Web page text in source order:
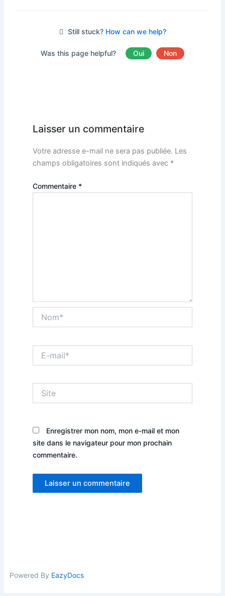
Still stuck? How can we help?
Was this page helpful? Oui Non
Laisser un commentaire
Votre adresse e-mail ne sera pas publiée. Les
champs obligatoires sont indiqués avec *
Commentaire *
mail*
Enregistrer mon nom, mon e-mail et mon
site dans le navigateur pour mon prochain
commentaire.
Powered By EazyDocs